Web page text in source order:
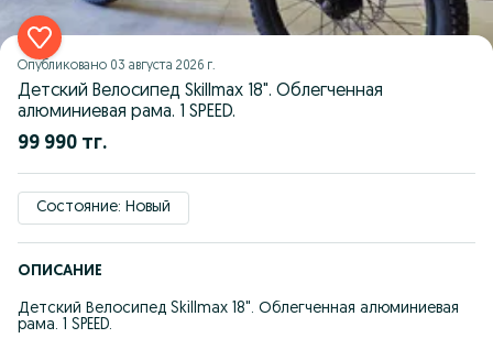
Опубликовано 03 августа 2026 г.
Детский Велосипед Skillmax 18". Облегченная
алюминиевая рама. 1 SPEED.
99 990 тг.
Состояние: Новый
ОПИСАНИЕ
Детский Велосипед Skillmax 18". Облегченная алюминиевая
рама. 1 SPEED.